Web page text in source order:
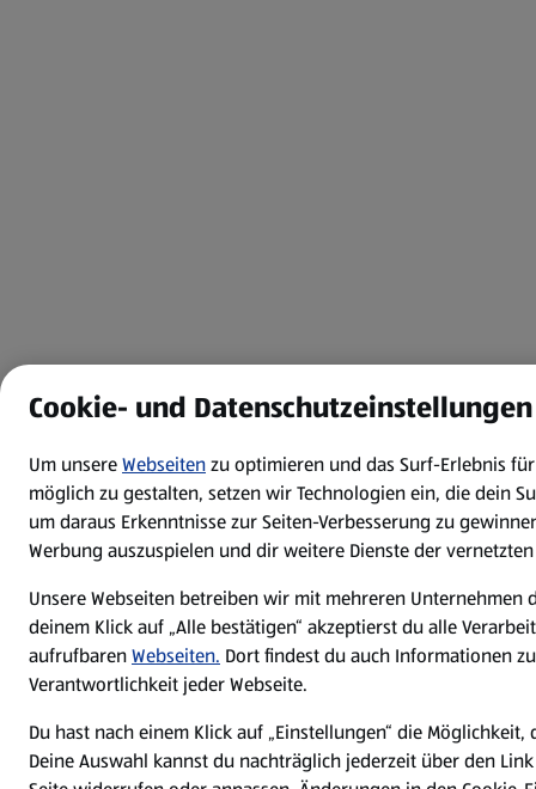
Cookie- und Datenschutzeinstellungen
Um unsereWebseitenzu optimieren und das Surf-Erlebnis
möglich zu gestalten, setzen wir Technologien ein, die dein
um daraus Erkenntnisse zur Seiten-Verbesserung zu
Werbung auszuspielen und dir weitere Dienste der
Unsere Webseiten betreiben wir mit mehreren Unternehmen
deinem Klick auf „Alle bestätigen“ akzeptierst du alle
aufrufbarenWebseiten. Dort findest du auch Informationen
Verantwortlichkeit jeder Webseite.
Du hast nach einem Klick auf „Einstellungen“ die
Deine Auswahl kannst du nachträglich jederzeit über den